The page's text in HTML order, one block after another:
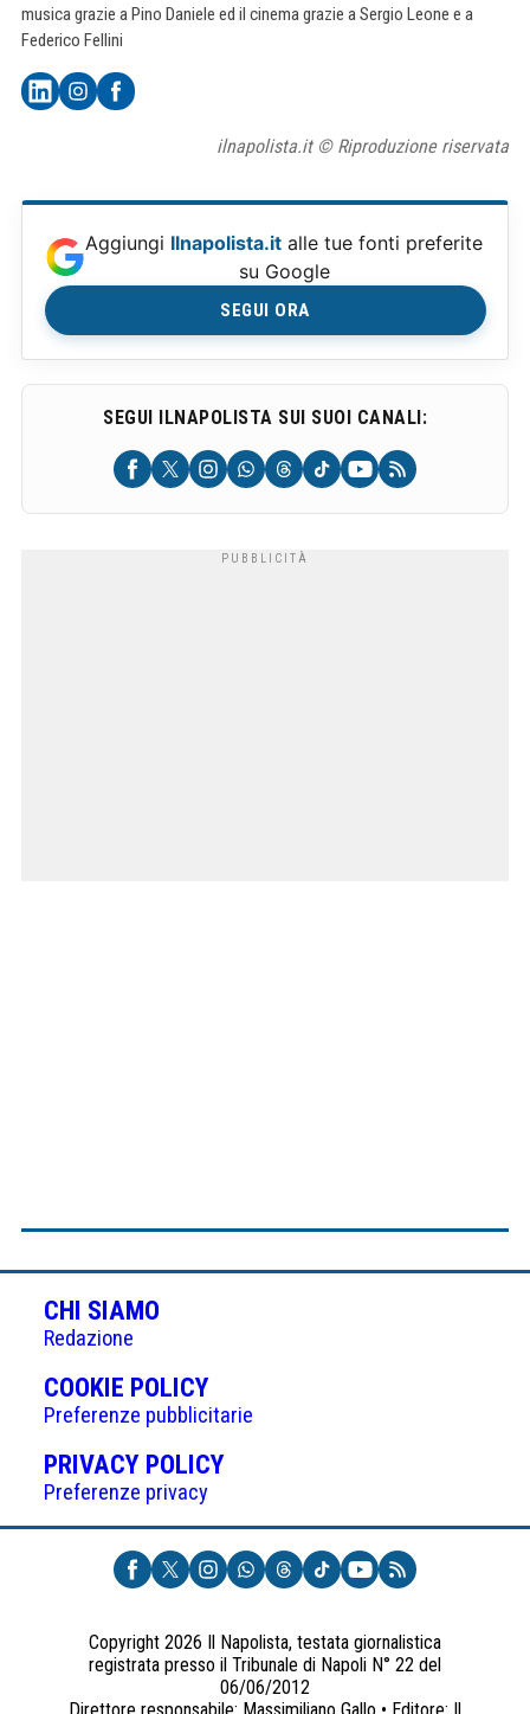
musica grazie a Pino Daniele ed il cinema grazie a Sergio Leone e a
Federico Fellini
ilnapolista.it © Riproduzione riservata
Aggiungi Ilnapolista.it alle tue fonti preferite
su Google
SEGUI ORA
SEGUI ILNAPOLISTA SUI SUOI CANALI:
CHI SIAMO
Redazione
COOKIE POLICY(APRE
IN
UNA
NUOVA
Preferenze pubblicitarie
PRIVACY POLICY(APRE
UNA
NUOVA
SCHEDA)
Preferenze privacy
Copyright 2026 Il Napolista, testata giornalistica
registrata presso il Tribunale di Napoli N° 22 del
06/06/2012